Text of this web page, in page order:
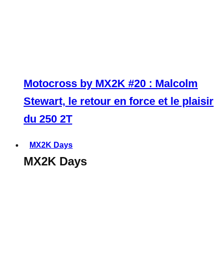
Motocross by MX2K #20 : Malcolm
Stewart, le retour en force et le plaisir
du 250 2T
MX2K Days
MX2K Days